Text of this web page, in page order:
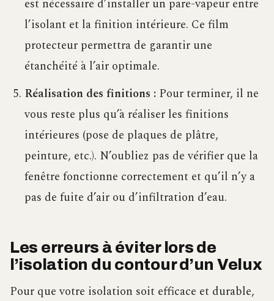
est nécessaire d’installer un pare-vapeur entre
l’isolant et la finition intérieure. Ce film
protecteur permettra de garantir une
étanchéité à l’air optimale.
Réalisation des finitions : Pour terminer, il ne
vous reste plus qu’à réaliser les finitions
intérieures (pose de plaques de plâtre,
peinture, etc.). N’oubliez pas de vérifier que la
fenêtre fonctionne correctement et qu’il n’y a
pas de fuite d’air ou d’infiltration d’eau.
Les erreurs à éviter lors de
l’isolation du contour d’un Velux
Pour que votre isolation soit efficace et durable,